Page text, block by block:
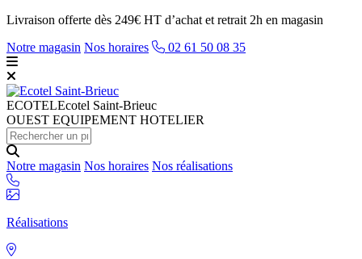
Livraison offerte dès 249€ HT d’achat et retrait 2h en magasin
Notre magasin Nos horaires 02 61 50 08 35
ECOTELEcotel Saint-Brieuc
OUEST EQUIPEMENT HOTELIER
Notre magasin Nos horaires Nos réalisations
Réalisations